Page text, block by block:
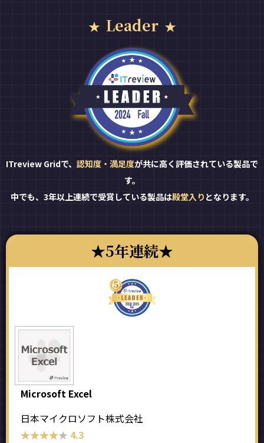
Leader
ITreview Gridで、 認知度・満足度が共に高く評価されている製品で
す。
中でも、3年以上連続で受賞している製品は殿堂入り となります。
5年連続
Microsoft Excel
日本マイクロソフト株式会社
★★★★★
★★★★★ 4.3